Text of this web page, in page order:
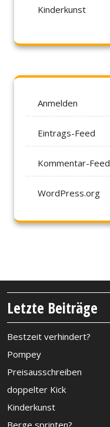
Kinderkunst
Anmelden
Eintrags-Feed
Kommentar-Feed
WordPress.org
Letzte Beiträge
Bestzeit verhindert?
Pompey
Preisausschreiben
doppelter Kick
Kinderkunst
Berge sprinten?